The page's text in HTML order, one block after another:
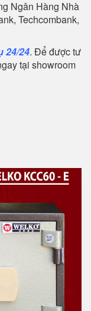
Ngân Hàng Nhà
Techcombank,
24/24. Để được tư
tại showroom